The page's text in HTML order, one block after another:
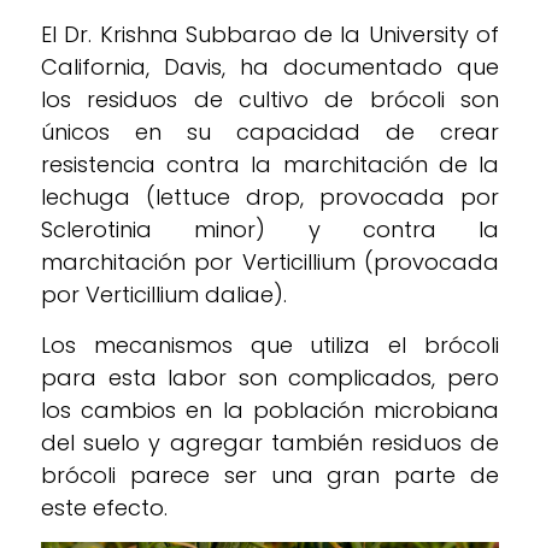
El Dr. Krishna Subbarao de la University of
California, Davis, ha documentado que
los residuos de cultivo de brócoli son
únicos en su capacidad de crear
resistencia contra la marchitación de la
lechuga (lettuce drop, provocada por
Sclerotinia minor) y contra la
marchitación por Verticillium (provocada
por Verticillium daliae).
Los mecanismos que utiliza el brócoli
para esta labor son complicados, pero
los cambios en la población microbiana
del suelo y agregar también residuos de
brócoli parece ser una gran parte de
este efecto.